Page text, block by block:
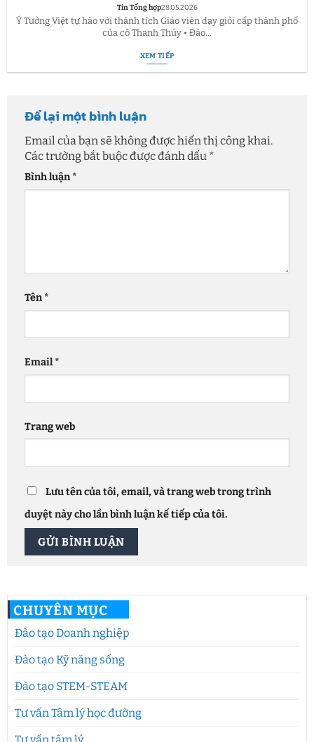
CHUYÊN MỤC
Đào tạo Doanh nghiệp
Đào tạo Kỹ năng sống
Đào tạo STEM-STEAM
Tư vấn Tâm lý học đường
Tư vấn tâm lý
Tin Tổng hợp28.05.2026
Ý Tưởng Việt tự hào với thành tích Giáo viên dạy giỏi cấp thành phố
của cô Thanh Thủy • Đào...
XEM TIẾP
Để lại một bình luận
Email của bạn sẽ không được hiển thị công khai.
Các trường bắt buộc được đánh dấu *
Bình luận*
Tên*
Email*
Trang web
Lưu tên của tôi, email, và trang web trong trình
duyệt này cho lần bình luận kế tiếp của tôi.